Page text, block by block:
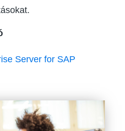
Server for SAP